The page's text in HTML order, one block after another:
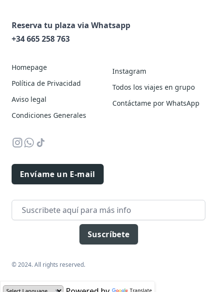
Reserva tu plaza via Whatsapp
+34 665 258 763
Homepage
Política de Privacidad
Aviso legal
Condiciones Generales
Instagram
Todos los viajes en grupo
Contáctame por WhatsApp
instagram
whatsapp
tiktok
Envíame un E-mail
Email address
Suscríbete
© 2024. All rights reserved.
Translate